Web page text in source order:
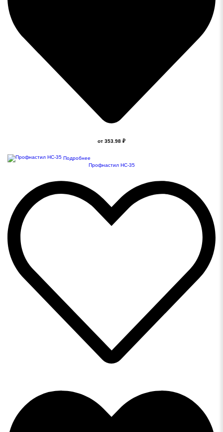
от 353.98 ₽
Подробнее
Профнастил НС-35